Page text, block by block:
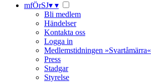
mfÖrSJ▾ ▾
Bli medlem
Händelser
Kontakta oss
Logga in
Medlemstidningen »Svartåmärra«
Press
Stadgar
Styrelse